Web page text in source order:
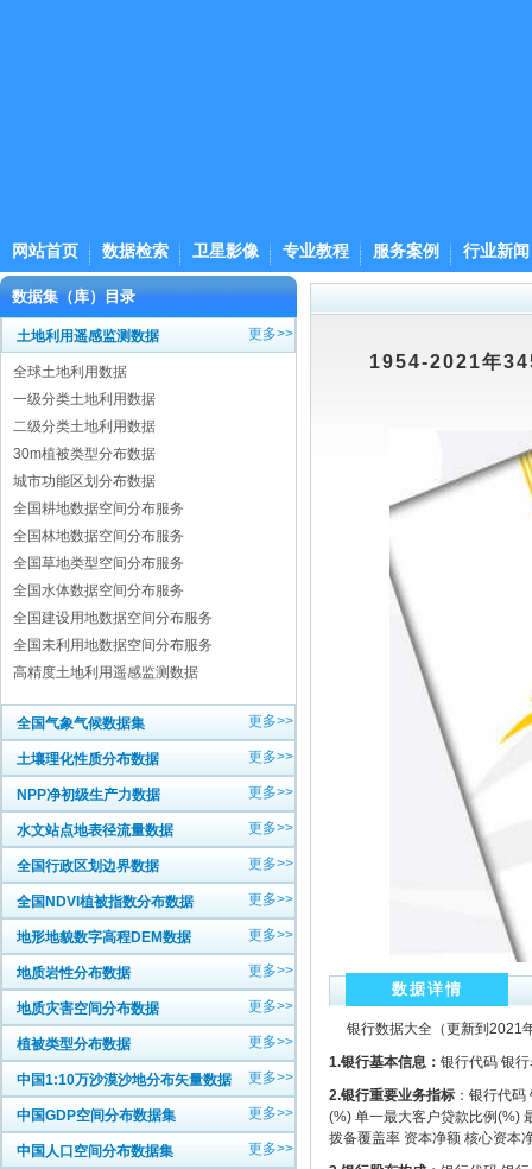
网站首页 数据检索 卫星影像 专业教程 服务案例 行业新闻
数据集（库）目录
土地利用遥感监测数据 更多>>
全球土地利用数据
一级分类土地利用数据
二级分类土地利用数据
30m植被类型分布数据
城市功能区划分布数据
全国耕地数据空间分布服务
全国林地数据空间分布服务
全国草地类型空间分布服务
全国水体数据空间分布服务
全国建设用地数据空间分布服务
全国未利用地数据空间分布服务
高精度土地利用遥感监测数据
全国气象气候数据集 更多>>
土壤理化性质分布数据 更多>>
NPP净初级生产力数据 更多>>
水文站点地表径流量数据 更多>>
全国行政区划边界数据 更多>>
全国NDVI植被指数分布数据 更多>>
地形地貌数字高程DEM数据 更多>>
地质岩性分布数据 更多>>
地质灾害空间分布数据 更多>>
植被类型分布数据 更多>>
中国1:10万沙漠沙地分布矢量数据 更多>>
中国GDP空间分布数据集 更多>>
中国人口空间分布数据集 更多>>
1954-2021年
数据详情
银行数据大全（更新到2021
1.银行基本信息： 银行代码 银
2.银行重要业务指标 ：银行代
(%) 单一最大客户贷款比例(%)
拨备覆盖率 资本净额 核心资本